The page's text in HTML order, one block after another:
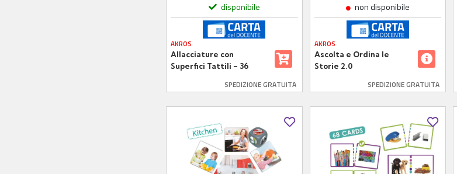
disponibile
AKROS
Allacciature con
Superfici Tattili – 36
SPEDIZIONE GRATUITA
non disponibile
AKROS
Ascolta e Ordina le
Storie 2.0
SPEDIZIONE GRATUITA